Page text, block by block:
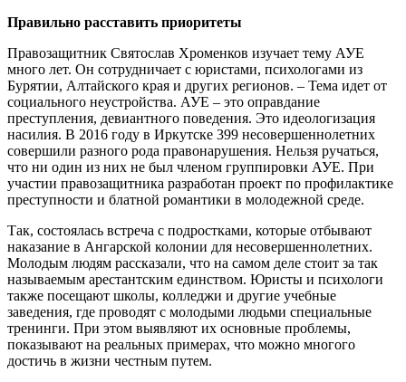
Правильно расставить приоритеты
Правозащитник Святослав Хроменков изучает тему АУЕ
много лет. Он сотрудничает с юристами, психологами из
Бурятии, Алтайского края и других регионов. – Тема идет от
социального неустройства. АУЕ – это оправдание
преступления, девиантного поведения. Это идеологизация
насилия. В 2016 году в Иркутске 399 несовершеннолетних
совершили разного рода правонарушения. Нельзя ручаться,
что ни один из них не был членом группировки АУЕ. При
участии правозащитника разработан проект по профилактике
преступности и блатной романтики в молодежной среде.
Так, состоялась встреча с подростками, которые отбывают
наказание в Ангарской колонии для несовершеннолетних.
Молодым людям рассказали, что на самом деле стоит за так
называемым арестантским единством. Юристы и психологи
также посещают школы, колледжи и другие учебные
заведения, где проводят с молодыми людьми специальные
тренинги. При этом выявляют их основные проблемы,
показывают на реальных примерах, что можно многого
достичь в жизни честным путем.